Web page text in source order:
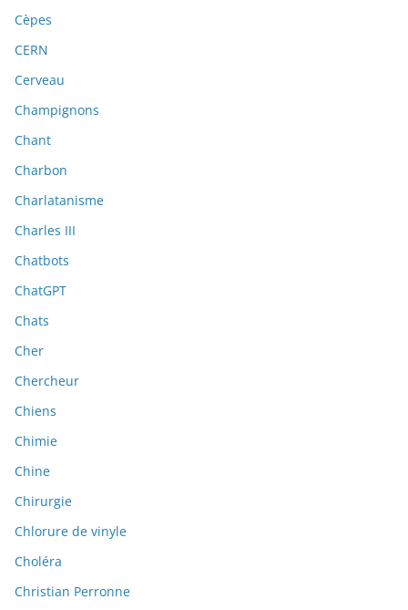
Cèpes
CERN
Cerveau
Champignons
Chant
Charbon
Charlatanisme
Charles III
Chatbots
ChatGPT
Chats
Cher
Chercheur
Chiens
Chimie
Chine
Chirurgie
Chlorure de vinyle
Choléra
Christian Perronne